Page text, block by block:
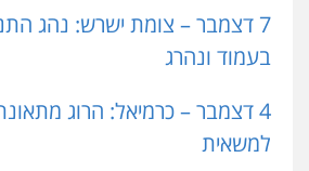
7 דצמבר – צומת ישרש: נהג
בעמוד ונהרג
4 דצמבר – כרמיאל: הרוג
למשאית